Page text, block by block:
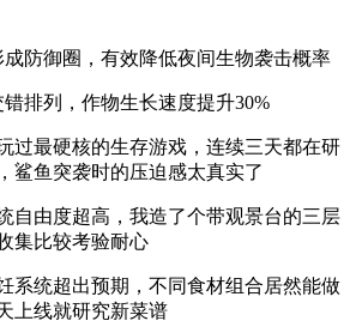
防御圈，有效降低夜间生物袭击概率
排列，作物生长速度提升30%
过最硬核的生存游戏，连续三天都在研
鲨鱼突袭时的压迫感太真实了
自由度超高，我造了个带观景台的三层
集比较考验耐心
系统超出预期，不同食材组合居然能做
上线就研究新菜谱